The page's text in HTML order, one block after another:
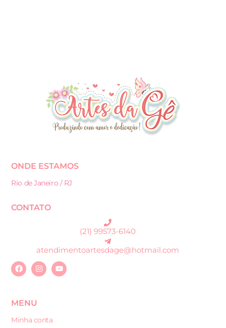
ONDE ESTAMOS
Rio de Janeiro / RJ
CONTATO
(21) 99573-6140
atendimentoartesdage@hotmail.com
MENU
Minha conta